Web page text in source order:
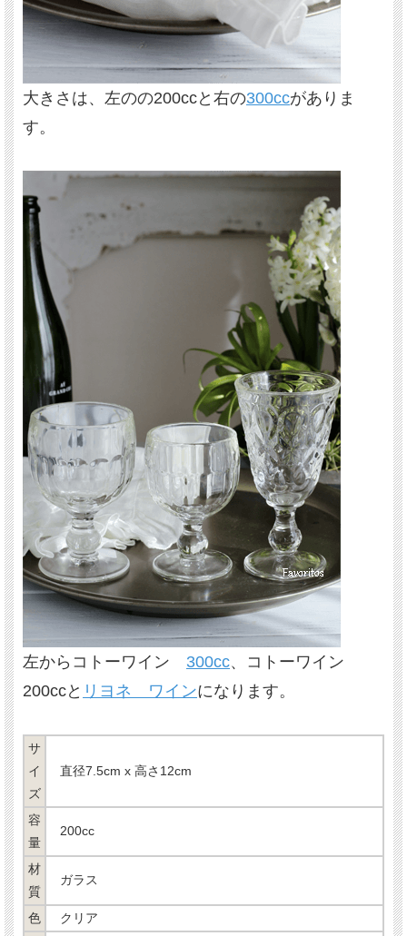
大きさは、左のの200ccと右の300ccがありま
す。
左からコトーワイン 300cc、コトーワイン
200ccと リヨネ ワインになります。
サ
イ
ズ
直径7.5cm x 高さ12cm
容
量
200cc
材
質
ガラス
色
クリア